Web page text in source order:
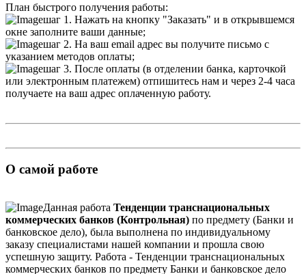
План быстрого получения работы:
шаг 1. Нажать на кнопку "Заказать" и в открывшемся
окне заполните ваши данные;
шаг 2. На ваш email адрес вы получите письмо с
указанием методов оплаты;
шаг 3. После оплаты (в отделении банка, карточкой
или электронным платежем) отпишитесь нам и через 2-4 часа
получаете на ваш адрес оплаченную работу.
О самой работе
Данная работа Тенденции транснациональных
коммерческих банков (Контрольная) по предмету (Банки и
банковское дело), была выполнена по индивидуальному
заказу специалистами нашей компании и прошла свою
успешную защиту. Работа - Тенденции транснациональных
коммерческих банков по предмету Банки и банковское дело